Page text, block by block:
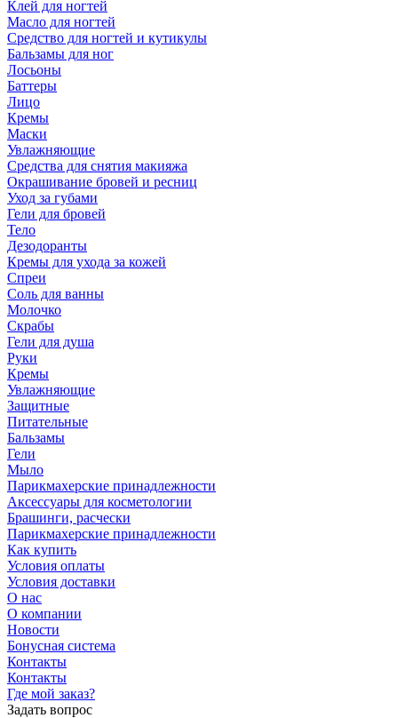
Клей для ногтей
Масло для ногтей
Средство для ногтей и кутикулы
Бальзамы для ног
Лосьоны
Баттеры
Лицо
Кремы
Маски
Увлажняющие
Средства для снятия макияжа
Окрашивание бровей и ресниц
Уход за губами
Гели для бровей
Тело
Дезодоранты
Кремы для ухода за кожей
Спреи
Соль для ванны
Молочко
Скрабы
Гели для душа
Руки
Кремы
Увлажняющие
Защитные
Питательные
Бальзамы
Гели
Мыло
Парикмахерские принадлежности
Аксессуары для косметологии
Брашинги, расчески
Парикмахерские принадлежности
Как купить
Условия оплаты
Условия доставки
О нас
О компании
Новости
Бонусная система
Контакты
Контакты
Где мой заказ?
Задать вопрос